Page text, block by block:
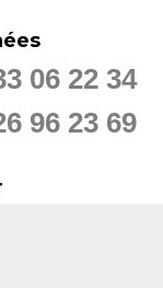
06 22 34
96 23 69